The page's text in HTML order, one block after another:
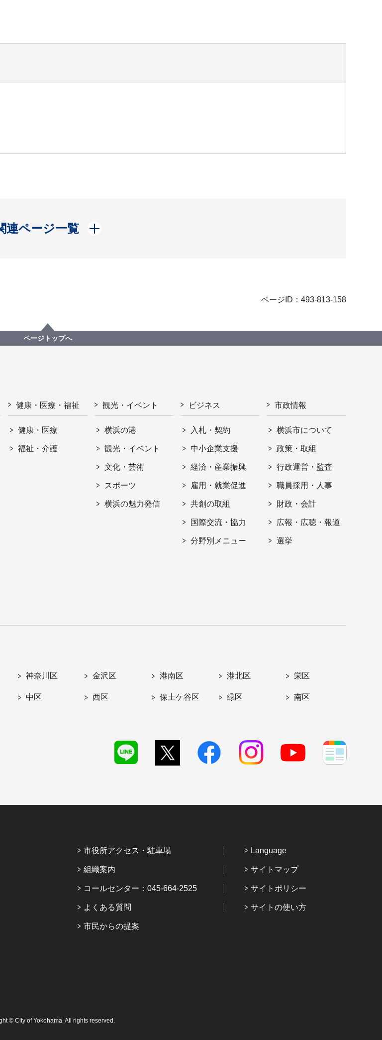
連ページ一覧
開く
ページID：493-813-158
ページトップへ
健康・医療・福祉
健康・医療
福祉・介護
観光・イベント
横浜の港
観光・イベント
文化・芸術
スポーツ
横浜の魅力発信
ビジネス
入札・契約
中小企業支援
経済・産業振興
雇用・就業促進
共創の取組
国際交流・協力
分野別メニュー
市政情報
横浜市について
政策・取組
行政運営・監査
職員採用・人事
財政・会計
広報・広聴・報道
選挙
神奈川区 金沢区 港南区 港北区 栄区
中区 西区 保土ケ谷区 緑区 南区
市役所アクセス・駐車場
組織案内
コールセンター：045-664-2525
よくある質問
市民からの提案
Language
サイトマップ
サイトポリシー
サイトの使い方
© City of Yokohama. All rights reserved.